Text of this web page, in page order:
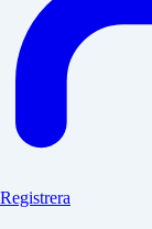
Registrera